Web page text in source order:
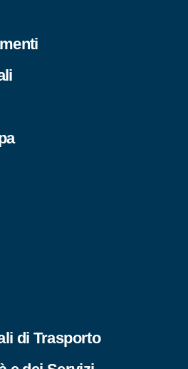
di Trasporto